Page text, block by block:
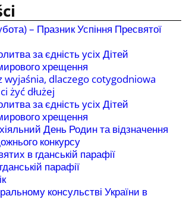
– Празник Успіння Пресвятої
за єдність усіх Дітей
хрещення
wyjaśnia, dlaczego cotygodniowa
żyć dłużej
за єдність усіх Дітей
хрещення
День Родин та відзначення
конкурсу
в гданській парафії
парафії
консульстві України в